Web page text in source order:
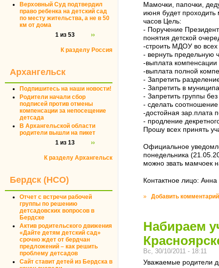
Верховный Суд подтвердил
право ребенка на детский сад
по месту жительства, а не в 50
км от дома
1 из 53
››
К разделу Россия
Архангельск
Подпишитесь на наши новости!
Родители начали сбор
подписей против отмены
компенсации за непосещение
детсада
В Архангельской области
родители вышли на пикет
1 из 13
››
К разделу Архангельск
Бердск (НСО)
Отчет с встречи рабочей
группы по решению
детсадовских вопросов в
Бердске
Актив родительского движения
«Дайте детям детский сад»
срочно ждет от бердчан
предложений – как решить
проблему детсадов
Сайт ставит детей из Бердска в
Мамочки, папочки,
июня будет
часов Цель:
- Поручение
понятия детской
-строить МДОУ во всех
- вернуть предельную
-выплата компенсации
-выплата полной
- Запретить
- Запретить в
- Запретить группы
- сделать
-достойная зар.плата
- продление
Прошу всех принять
Официальное
понедельника
можно звать мамчоек
Контактное лицо:
» Добавить комментарий
Набираем
Вс, 30/10/2011 - 18:11
Уважаемые родители